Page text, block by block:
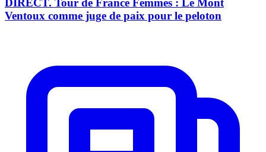
DIRECT. Tour de France Femmes : Le Mont
Ventoux comme juge de paix pour le peloton